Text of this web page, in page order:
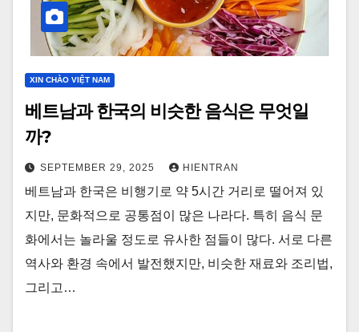
XIN CHÀO VIỆT NAM
베트남과 한국의 비슷한 음식은 무엇일
까?
SEPTEMBER 29, 2025 HIENTRAN
베트남과 한국은 비행기로 약 5시간 거리로 떨어져 있
지만, 문화적으로 공통점이 많은 나라다. 특히 음식 문
화에서는 놀라울 정도로 유사한 점들이 많다. 서로 다른
역사와 환경 속에서 발전했지만, 비슷한 재료와 조리법,
그리고…